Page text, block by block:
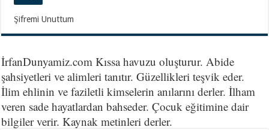
Şifremi Unuttum
İrfanDunyamiz.com Kıssa havuzu oluşturur. Abide
şahsiyetleri ve alimleri tanıtır. Güzellikleri teşvik eder.
İlim ehlinin ve faziletli kimselerin anılarını derler. İlham
veren sade hayatlardan bahseder. Çocuk eğitimine dair
bilgiler verir. Kaynak metinleri derler.